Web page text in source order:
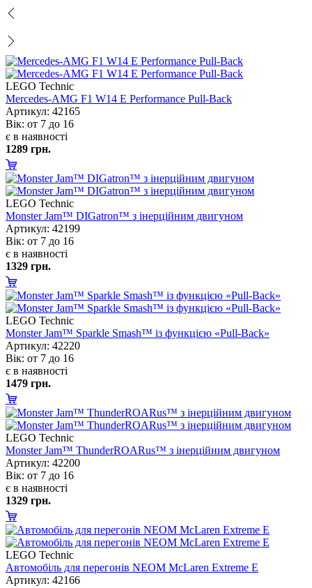
LEGO Technic
Mercedes-AMG F1 W14 E Performance Pull-Back
Артикул: 42165
ік: от 7 до 16
є в наявності
1289 грн.
LEGO Technic
Monster Jam™ DIGatron™ з інерційним двигуном
Артикул: 42199
ік: от 7 до 16
є в наявності
1329 грн.
LEGO Technic
Monster Jam™ Sparkle Smash™ із функцією «Pull-Back»
Артикул: 42220
ік: от 7 до 16
є в наявності
1479 грн.
LEGO Technic
Monster Jam™ ThunderROARus™ з інерційним двигуном
Артикул: 42200
ік: от 7 до 16
є в наявності
1329 грн.
LEGO Technic
Автомобіль для перегонів NEOM McLaren Extreme E
Артикул: 42166